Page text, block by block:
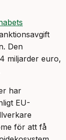
Den
miljarder euro,
har
EU-
för att få